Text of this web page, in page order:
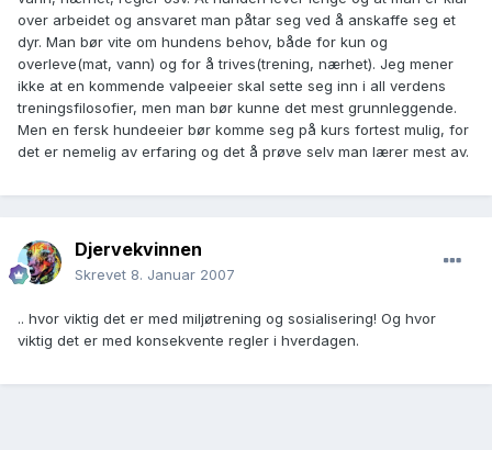
over arbeidet og ansvaret man påtar seg ved å anskaffe seg et
dyr. Man bør vite om hundens behov, både for kun og
overleve(mat, vann) og for å trives(trening, nærhet). Jeg mener
ikke at en kommende valpeeier skal sette seg inn i all verdens
treningsfilosofier, men man bør kunne det mest grunnleggende.
Men en fersk hundeeier bør komme seg på kurs fortest mulig, for
det er nemelig av erfaring og det å prøve selv man lærer mest av.
Djervekvinnen
Skrevet 8. Januar 2007
.. hvor viktig det er med miljøtrening og sosialisering! Og hvor
viktig det er med konsekvente regler i hverdagen.